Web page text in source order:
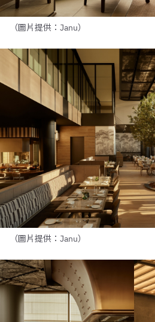
（圖片提供：Janu）
（圖片提供：Janu）